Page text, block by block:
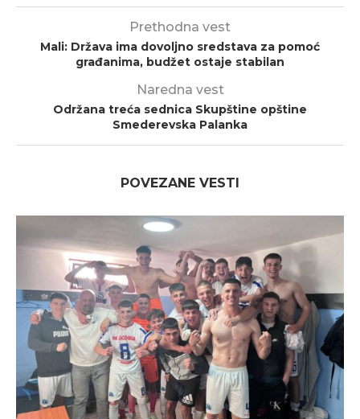
Prethodna vest
Mali: Država ima dovoljno sredstava za pomoć
građanima, budžet ostaje stabilan
Naredna vest
Održana treća sednica Skupštine opštine
Smederevska Palanka
POVEZANE VESTI